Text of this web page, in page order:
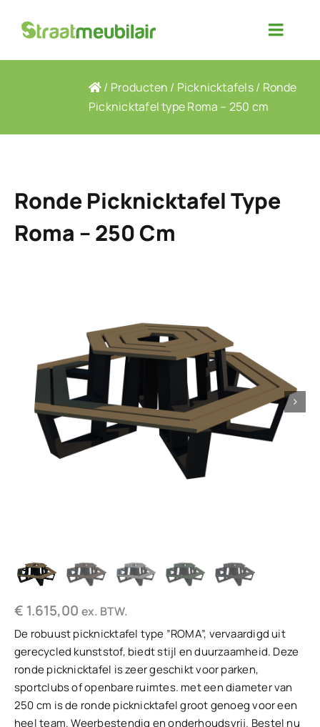
Toggle
/ Producten / Picknicktafels/ Ronde
Picknicktafel type Roma – 250 cm
Ronde Picknicktafel Type
Roma – 250 Cm
€ 1.615,00 ex. BTW.
De robuust picknicktafel type ”ROMA”, vervaardigd uit
gerecycled kunststof, biedt stijl en duurzaamheid. Deze
ronde picknicktafel is zeer geschikt voor parken,
sportclubs of openbare ruimtes. met een diameter van
250 cm is de ronde picknicktafel groot genoeg voor een
heel team. Weerbestendig en onderhoudsvrij. Bestel nu